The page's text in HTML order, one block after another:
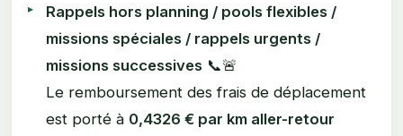
Rappels hors planning / pools flexibles /
missions spéciales / rappels urgents /
missions successives 📞🚨
Le remboursement des frais de déplacement
est porté à 0,4326 € par km aller-retour